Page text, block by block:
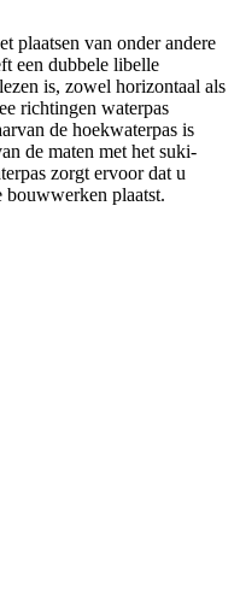
plaatsen van onder andere
een dubbele libelle
is, zowel horizontaal als
richtingen waterpas
de hoekwaterpas is
de maten met het suki-
zorgt ervoor dat u
bouwwerken plaatst.